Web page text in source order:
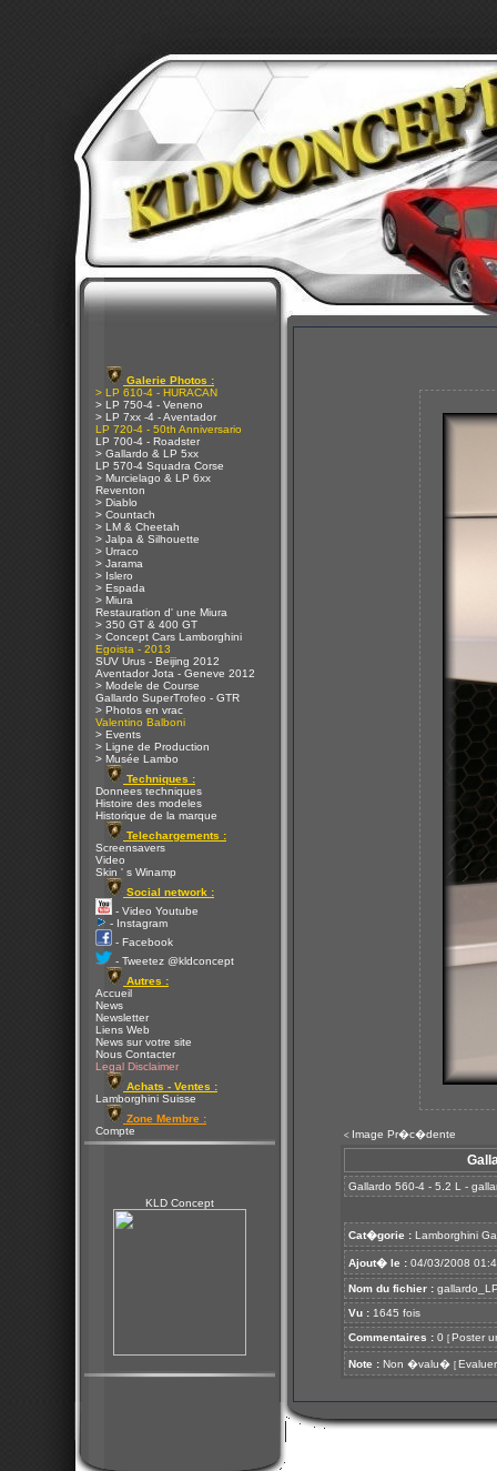
Galerie Photos :
> LP 610-4 - HURACAN
> LP 750-4 - Veneno
> LP 7xx -4 - Aventador
LP 720-4 - 50th Anniversario
LP 700-4 - Roadster
> Gallardo & LP 5xx
LP 570-4 Squadra Corse
> Murcielago & LP 6xx
Reventon
> Diablo
> Countach
> LM & Cheetah
> Jalpa & Silhouette
> Urraco
> Jarama
> Islero
> Espada
> Miura
Restauration d' une Miura
> 350 GT & 400 GT
> Concept Cars Lamborghini
Egoista - 2013
SUV Urus - Beijing 2012
Aventador Jota - Geneve 2012
> Modele de Course
Gallardo SuperTrofeo - GTR
> Photos en vrac
Valentino Balboni
> Events
> Ligne de Production
> Musée Lambo
Techniques :
Donnees techniques
Histoire des modeles
Historique de la marque
Telechargements :
Screensavers
Video
Skin ' s Winamp
Social network :
- Video Youtube
- Instagram
- Facebook
- Tweetez @kldconcept
Autres :
Accueil
News
Newsletter
Liens Web
News sur votre site
Nous Contacter
Legal Disclaimer
Achats - Ventes :
Lamborghini Suisse
Zone Membre :
Compte
KLD Concept
< Image Pr�c�dente
Gallardo 560-4 - 5.2 L -
Cat�gorie : Lamborghini
Ajout� le : 04/03/2008
Nom du fichier :
Vu : 1645 fois
Commentaires : 0 [ Poster
Note : Non �valu� [ Evaluer